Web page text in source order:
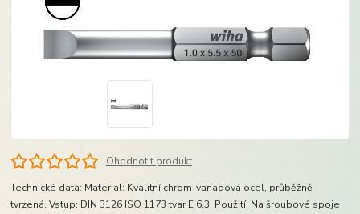
Ohodnotit produkt
Technické data: Material: Kvalitní chrom-vanadová ocel, průběžně
tvrzená. Vstup: DIN 3126 ISO 1173 tvar E 6,3. Použití: Na šroubové spoje